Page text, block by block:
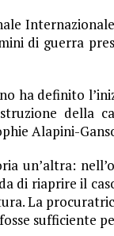
di guerra
ha definito
della
Alapini-
un’altra:
di riaprire il
La
sufficiente